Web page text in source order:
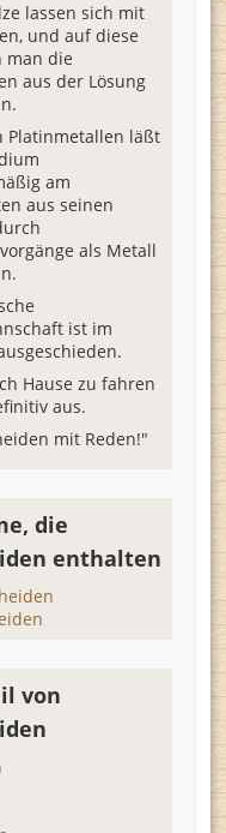
lassen sich mit
und auf diese
man die
aus der Lösung
Platinmetallen läßt
am
aus seinen
als Metall
ist im
Hause zu fahren
aus.
mit Reden!"
die
enthalten
von